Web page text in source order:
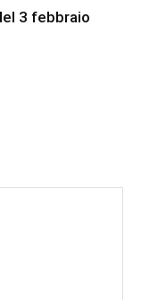
3 febbraio